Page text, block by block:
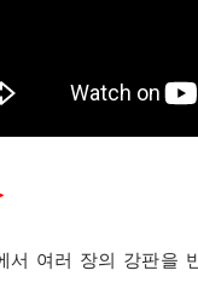
서 여러 장의 강판을